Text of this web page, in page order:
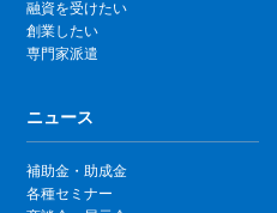
融資を受けたい
創業したい
専門家派遣
ニュース
補助金・助成金
各種セミナー